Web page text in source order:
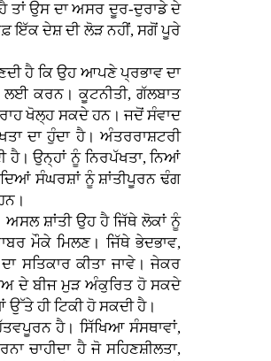
ਤਾਂ ਉਸ ਦਾ ਅਸਰ ਦੂਰ-ਦੁਰਾਡੇ ਦੇ
ਇੱਕ ਦੇਸ਼ ਦੀ ਲੋੜ ਨਹੀਂ, ਸਗੋਂ ਪੂਰੇ
ਹੈ ਕਿ ਉਹ ਆਪਣੇ ਪ੍ਰਭਾਵ ਦਾ
ਲਈ ਕਰਨ। ਕੂਟਨੀਤੀ, ਗੱਲਬਾਤ
ਖੋਲ੍ਹ ਸਕਦੇ ਹਨ। ਜਦੋਂ ਸੰਵਾਦ
ਦਾ ਹੁੰਦਾ ਹੈ। ਅੰਤਰਰਾਸ਼ਟਰੀ
ਹੈ। ਉਨ੍ਹਾਂ ਨੂੰ ਨਿਰਪੱਖਤਾ, ਨਿਆਂ
ਸੰਘਰਸ਼ਾਂ ਨੂੰ ਸ਼ਾਂਤੀਪੂਰਨ ਢੰਗ
ਅਸਲ ਸ਼ਾਂਤੀ ਉਹ ਹੈ ਜਿੱਥੇ ਲੋਕਾਂ ਨੂੰ
ਮੌਕੇ ਮਿਲਣ। ਜਿੱਥੇ ਭੇਦਭਾਵ,
ਸਤਿਕਾਰ ਕੀਤਾ ਜਾਵੇ। ਜੇਕਰ
ਦੇ ਬੀਜ ਮੁੜ ਅੰਕੁਰਿਤ ਹੋ ਸਕਦੇ
ਹੀ ਟਿਕੀ ਹੋ ਸਕਦੀ ਹੈ।
ਹੈ। ਸਿੱਖਿਆ ਸੰਸਥਾਵਾਂ,
ਚਾਹੀਦਾ ਹੈ ਜੋ ਸਹਿਣਸ਼ੀਲਤਾ,